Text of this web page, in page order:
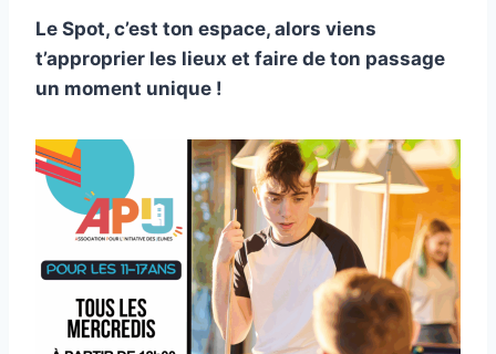
Le Spot, c’est ton espace, alors viens
t’approprier les lieux et faire de ton passage
un moment unique !